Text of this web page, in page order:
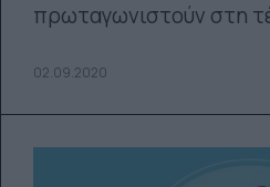
πρωταγωνιστούν στη
02.09.2020